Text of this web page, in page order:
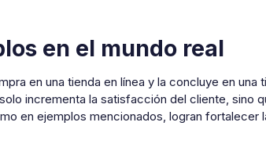
en el mundo real
en una tienda en línea y la concluye en una
incrementa la satisfacción del cliente, sino
en ejemplos mencionados, logran fortalecer